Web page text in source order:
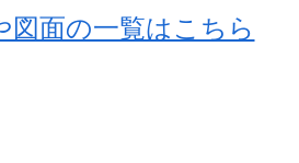
図面の一覧はこちら